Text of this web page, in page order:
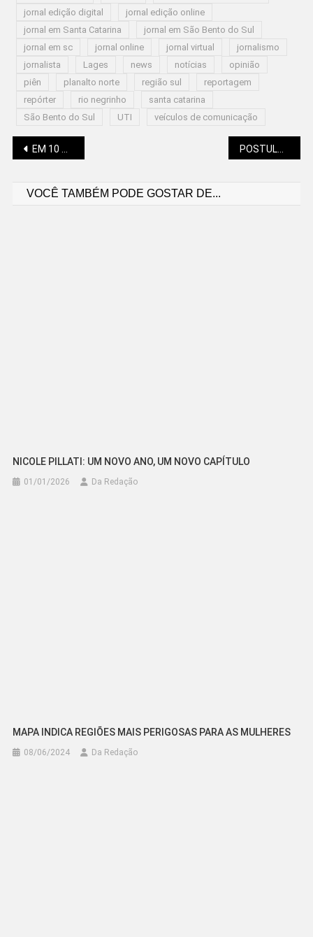
jornal edição digital
jornal edição online
jornal em Santa Catarina
jornal em São Bento do Sul
jornal em sc
jornal online jornal virtual
jornalismo
jornalista
Lages news notícias
opinião
piên
planalto norte região sul
reportagem
repórter
rio negrinho
santa catarina
São Bento do Sul
UTI veículos de comunicação
Navegação
EM 10 ANOS, POPULAÇÃO 65+ PASSA DE 7,7% PARA 10,5%
VOCÊ TAMBÉM PODE GOSTAR DE...
NICOLE PILLATI: UM NOVO ANO, UM NOVO CAPÍTULO
01/01/2026 Da Redação
MAPA INDICA REGIÕES MAIS PERIGOSAS PARA AS MULHERES
08/06/2024 Da Redação